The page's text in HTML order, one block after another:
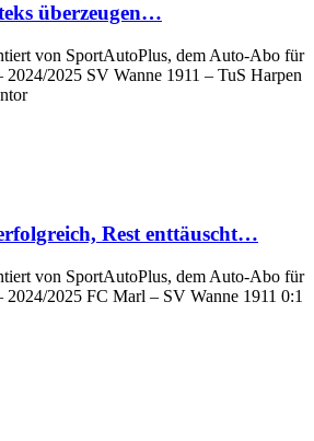
überzeugen…
von SportAutoPlus, dem Auto-Abo für
2024/2025 SV Wanne 1911 – TuS Harpen
Rest enttäuscht…
von SportAutoPlus, dem Auto-Abo für
2024/2025 FC Marl – SV Wanne 1911 0:1